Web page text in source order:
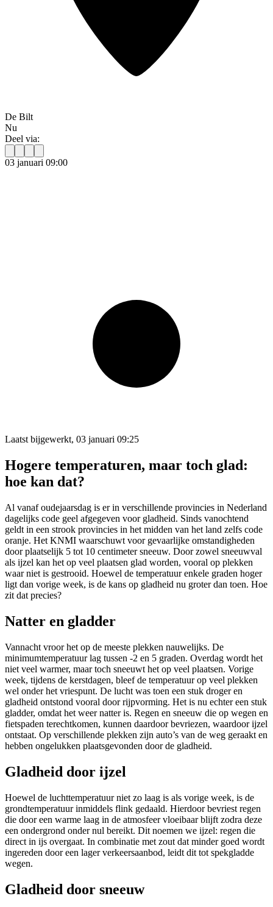
De Bilt
Nu
Deel via:
03 januari 09:00
Laatst bijgewerkt, 03 januari 09:25
Hogere temperaturen, maar toch glad:
hoe kan dat?
Al vanaf oudejaarsdag is er in verschillende provincies in Nederland
dagelijks code geel afgegeven voor gladheid. Sinds vanochtend
geldt in een strook provincies in het midden van het land zelfs code
oranje. Het KNMI waarschuwt voor gevaarlijke omstandigheden
door plaatselijk 5 tot 10 centimeter sneeuw. Door zowel sneeuwval
als ijzel kan het op veel plaatsen glad worden, vooral op plekken
waar niet is gestrooid. Hoewel de temperatuur enkele graden hoger
ligt dan vorige week, is de kans op gladheid nu groter dan toen. Hoe
zit dat precies?
Natter en gladder
Vannacht vroor het op de meeste plekken nauwelijks. De
minimumtemperatuur lag tussen -2 en 5 graden. Overdag wordt het
niet veel warmer, maar toch sneeuwt het op veel plaatsen. Vorige
week, tijdens de kerstdagen, bleef de temperatuur op veel plekken
wel onder het vriespunt. De lucht was toen een stuk droger en
gladheid ontstond vooral door rijpvorming. Het is nu echter een stuk
gladder, omdat het weer natter is. Regen en sneeuw die op wegen en
fietspaden terechtkomen, kunnen daardoor bevriezen, waardoor ijzel
ontstaat. Op verschillende plekken zijn auto’s van de weg geraakt en
hebben ongelukken plaatsgevonden door de gladheid.
Gladheid door ijzel
Hoewel de luchttemperatuur niet zo laag is als vorige week, is de
grondtemperatuur inmiddels flink gedaald. Hierdoor bevriest regen
die door een warme laag in de atmosfeer vloeibaar blijft zodra deze
een ondergrond onder nul bereikt. Dit noemen we ijzel: regen die
direct in ijs overgaat. In combinatie met zout dat minder goed wordt
ingereden door een lager verkeersaanbod, leidt dit tot spekgladde
wegen.
Gladheid door sneeuw